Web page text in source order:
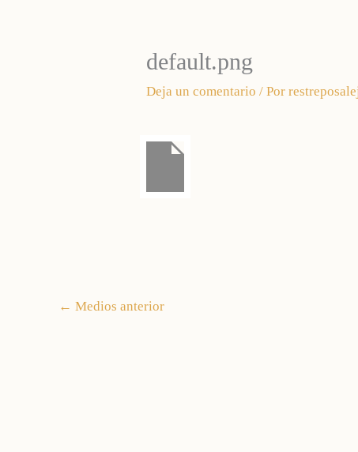
default.png
Deja un comentario / Por
← Medios anterior